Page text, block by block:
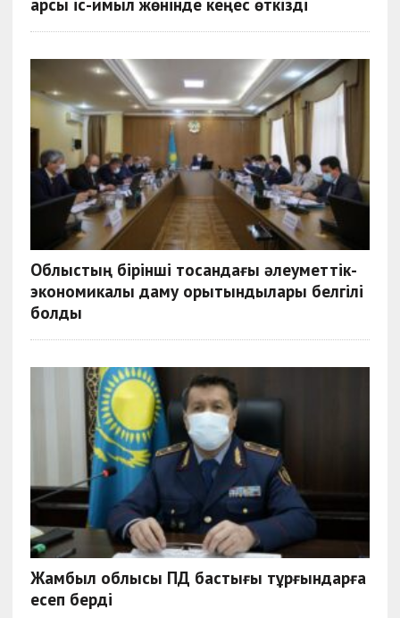
Облыстың бірінші тоқсандағы әлеуметтік-
экономикалық даму қорытындылары белгілі
болды
Жамбыл облысы ПД бастығы тұрғындарға
есеп берді